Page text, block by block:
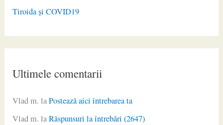
Tiroida și COVID19
Ultimele comentarii
Vlad m. laPostează aici întrebarea ta
Vlad m. laRăspunsuri la întrebări (2647)